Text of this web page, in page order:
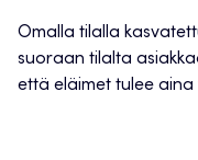
Omalla tilalla
suoraan tilalta
että eläimet tulee